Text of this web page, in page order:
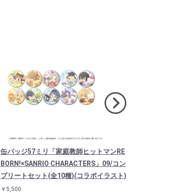
缶バッジ57ミリ「家庭教師ヒットマンRE
BORN!×SANRIO CHARACTERS」09/コン
プリートセット(全10種)(コラボイラスト)
￥5,500